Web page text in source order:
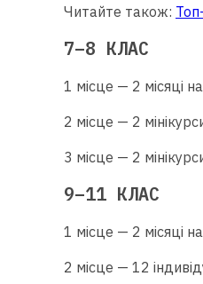
Читайте також:
7–8 КЛАС
1 місце — 2 місяці
2 місце — 2
3 місце — 2
9–11 КЛАС
1 місце — 2 місяці
2 місце — 12